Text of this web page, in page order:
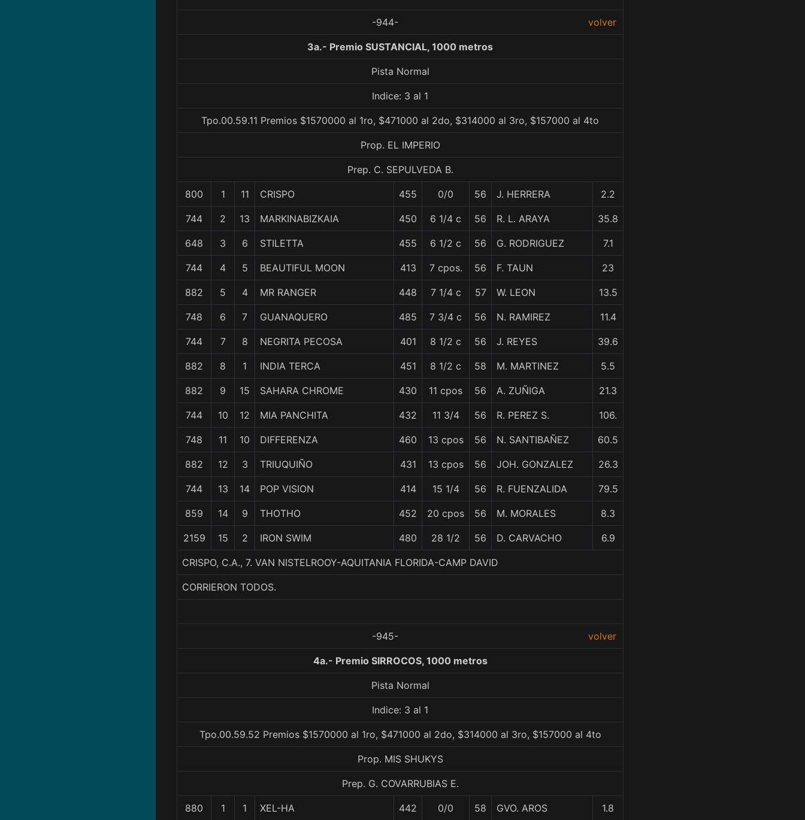
-944- volver
3a.- Premio SUSTANCIAL, 1000 metros
Pista Normal
Indice: 3 al 1
Tpo.00.59.11 Premios $1570000 al 1ro, $471000 al 2do, $314000 al 3ro, $157000 al 4to
Prop. EL IMPERIO
Prep. C. SEPULVEDA B.
800 1 11 CRISPO 455 0/0 56 J. HERRERA 2.2
744 2 13 MARKINABIZKAIA 450 6 1/4 c 56 R. L. ARAYA 35.8
648 3 6 STILETTA 455 6 1/2 c 56 G. RODRIGUEZ 7.1
744 4 5 BEAUTIFUL MOON 413 7 cpos. 56 F. TAUN 23
882 5 4 MR RANGER 448 7 1/4 c 57 W. LEON 13.5
748 6 7 GUANAQUERO 485 7 3/4 c 56 N. RAMIREZ 11.4
744 7 8 NEGRITA PECOSA 401 8 1/2 c 56 J. REYES 39.6
882 8 1 INDIA TERCA 451 8 1/2 c 58 M. MARTINEZ 5.5
882 9 15 SAHARA CHROME 430 11 cpos 56 A. ZUÑIGA 21.3
744 10 12 MIA PANCHITA 432 11 3/4 56 R. PEREZ S. 106.
748 11 10 DIFFERENZA 460 13 cpos 56 N. SANTIBAÑEZ 60.5
882 12 3 TRIUQUIÑO 431 13 cpos 56 JOH. GONZALEZ 26.3
744 13 14 POP VISION 414 15 1/4 56 R. FUENZALIDA 79.5
859 14 9 THOTHO 452 20 cpos 56 M. MORALES 8.3
2159 15 2 IRON SWIM 480 28 1/2 56 D. CARVACHO 6.9
CRISPO, C.A., 7. VAN NISTELROOY-AQUITANIA FLORIDA-CAMP DAVID
CORRIERON TODOS.
-945- volver
4a.- Premio SIRROCOS, 1000 metros
Pista Normal
Indice: 3 al 1
Tpo.00.59.52 Premios $1570000 al 1ro, $471000 al 2do, $314000 al 3ro, $157000 al 4to
Prop. MIS SHUKYS
Prep. G. COVARRUBIAS E.
880 1 1 XEL-HA 442 0/0 58 GVO. AROS 1.8